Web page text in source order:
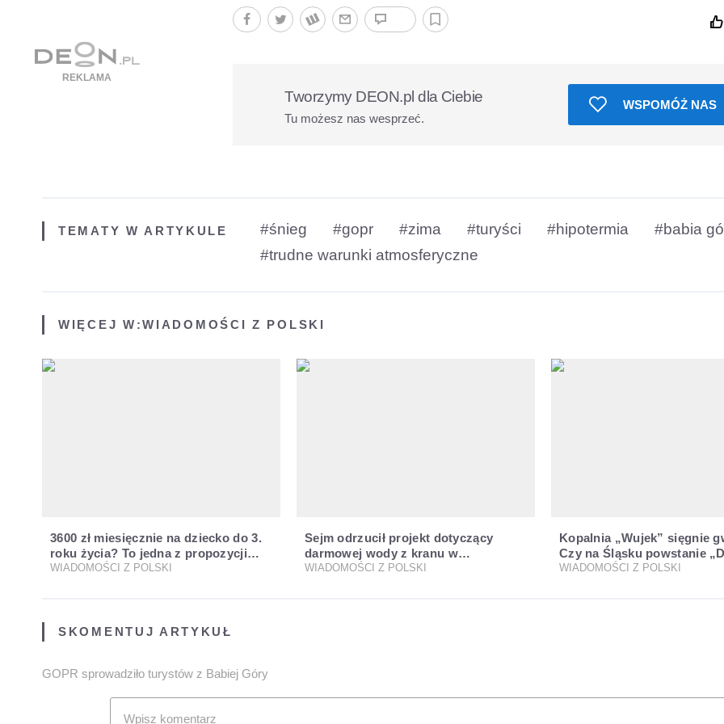
Tworzymy DEON.pl dla Ciebie
Tu możesz nas wesprzeć.
WSPOMÓŻ NAS
TEMATY W ARTYKULE #śnieg #gopr #zima #turyści #hipotermia
#babia
#trudne warunki atmosferyczne
WIĘCEJ W:WIADOMOŚCI Z POLSKI
3600 zł miesięcznie na dziecko do 3.
roku życia? To jedna z propozycji
programu "Rozwój Plus"
WIADOMOŚCI Z POLSKI
Sejm odrzucił projekt dotyczący
darmowej wody z kranu w
restauracjach
WIADOMOŚCI Z POLSKI
Kopalnia „Wujek” sięgnie
Czy na Śląsku powstanie
Krzemowa”?
WIADOMOŚCI Z POLSKI
SKOMENTUJ ARTYKUŁ
GOPR sprowadziło turystów z Babiej Góry